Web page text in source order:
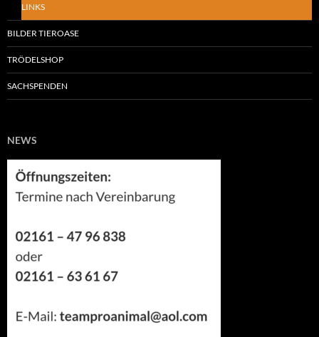
LINKS
BILDER TIEROASE
TRÖDELSHOP
SACHSPENDEN
NEWS